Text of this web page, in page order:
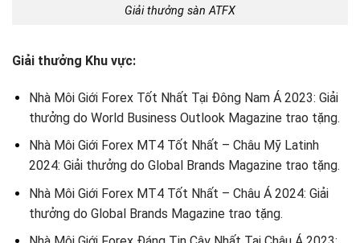
Giải thưởng sàn ATFX
Giải thưởng Khu vực:
Nhà Môi Giới Forex Tốt Nhất Tại Đông Nam Á 2023: Giải
thưởng do World Business Outlook Magazine trao tặng.
Nhà Môi Giới Forex MT4 Tốt Nhất – Châu Mỹ Latinh
2024: Giải thưởng do Global Brands Magazine trao tặng.
Nhà Môi Giới Forex MT4 Tốt Nhất – Châu Á 2024: Giải
thưởng do Global Brands Magazine trao tặng.